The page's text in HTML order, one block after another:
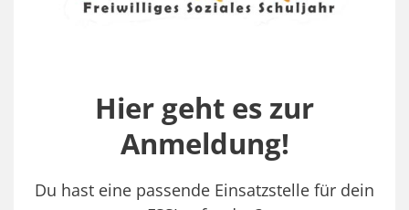
Hier geht es zur
Anmeldung!
Du hast eine passende Einsatzstelle für dein